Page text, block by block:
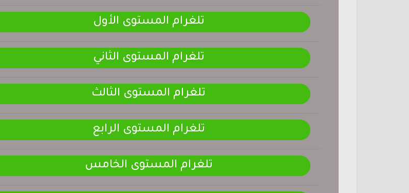
تلغرام المستوى الأول
تلغرام المستوى الثاني
تلغرام المستوى الثالث
تلغرام المستوى الرابع
تلغرام المستوى الخامس